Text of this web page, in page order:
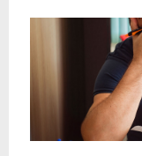
aanpak
problemen’